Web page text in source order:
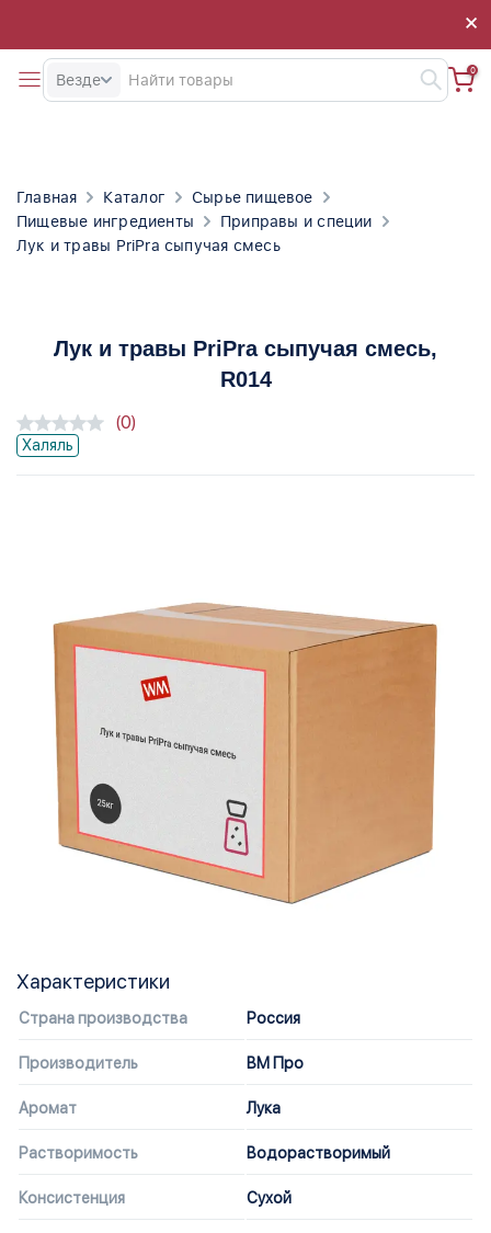
×
×
Везде
0
Главная Каталог
Сырье пищевое
Пищевые ингредиенты
Приправы и специи
Лук и травы PriPra сыпучая смесь
Лук и травы PriPra сыпучая смесь,
R014
Халяль
(0)
Характеристики
Страна производства Россия
Производитель ВМ Про
Аромат Лука
Растворимость Водорастворимый
Консистенция Сухой